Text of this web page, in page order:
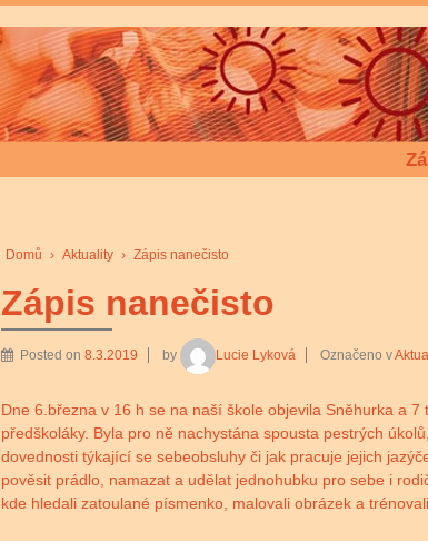
Domů › Aktuality › Zápis nanečisto
Zápis nanečisto
Posted on8.3.2019 by Lucie Lyková Označeno v
Dne 6.března v 16 h se na naší škole objevila Sněhurka a
předškoláky. Byla pro ně nachystána spousta pestrých
dovednosti týkající se sebeobsluhy či jak pracuje jejich
pověsit prádlo, namazat a udělat jednohubku pro sebe i
kde hledali zatoulané písmenko, malovali obrázek a